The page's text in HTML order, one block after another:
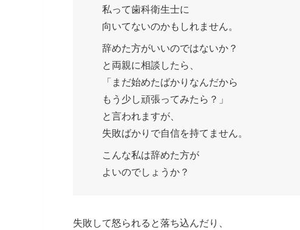
私って歯科衛生士に
向いてないのかもしれません。
辞めた方がいいのではないか？
と両親に相談したら、
「まだ始めたばかりなんだから
もう少し頑張ってみたら？」
と言われますが、
失敗ばかりで自信を持てません。
こんな私は辞めた方が
よいのでしょうか？
失敗して怒られると落ち込んだり、